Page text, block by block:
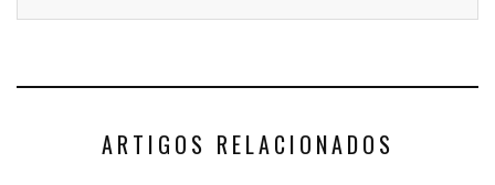
ARTIGOS RELACIONADOS